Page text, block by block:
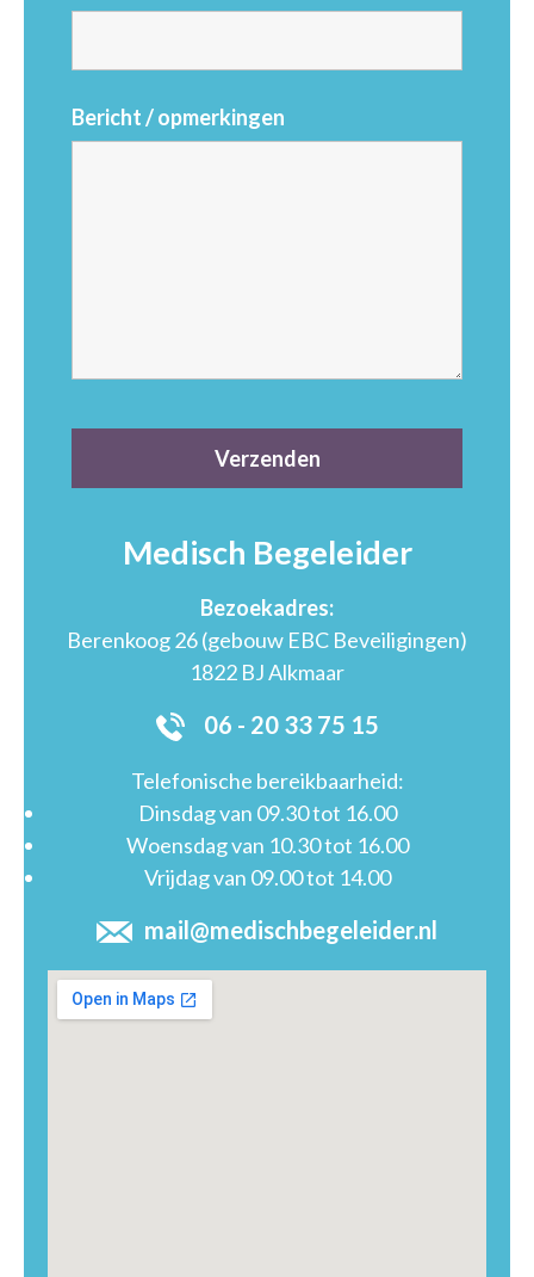
Bericht / opmerkingen
Medisch Begeleider
Bezoekadres:
Berenkoog 26 (gebouw EBC Beveiligingen)
1822 BJ Alkmaar
06 - 20 33 75 15
Telefonische bereikbaarheid:
Dinsdag van 09.30 tot 16.00
Woensdag van 10.30 tot 16.00
Vrijdag van 09.00 tot 14.00
mail@medischbegeleider.nl